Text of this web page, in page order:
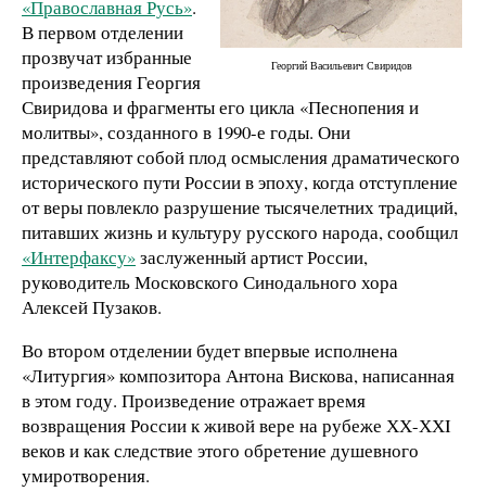
Георгий Васильевич Свиридов
«Православная Русь».
В первом отделении
прозвучат избранные
произведения Георгия
Свиридова и фрагменты его цикла «Песнопения и
молитвы», созданного в 1990-е годы. Они
представляют собой плод осмысления драматического
исторического пути России в эпоху, когда отступление
от веры повлекло разрушение тысячелетних традиций,
питавших жизнь и культуру русского народа, сообщил
«Интерфаксу»заслуженный артист России,
руководитель Московского Синодального хора
Алексей Пузаков.
Во втором отделении будет впервые исполнена
«Литургия» композитора Антона Вискова, написанная
в этом году. Произведение отражает время
возвращения России к живой вере на рубеже ХХ-ХХI
веков и как следствие этого обретение душевного
умиротворения.